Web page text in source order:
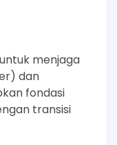
menjaga
dan
fondasi
transisi